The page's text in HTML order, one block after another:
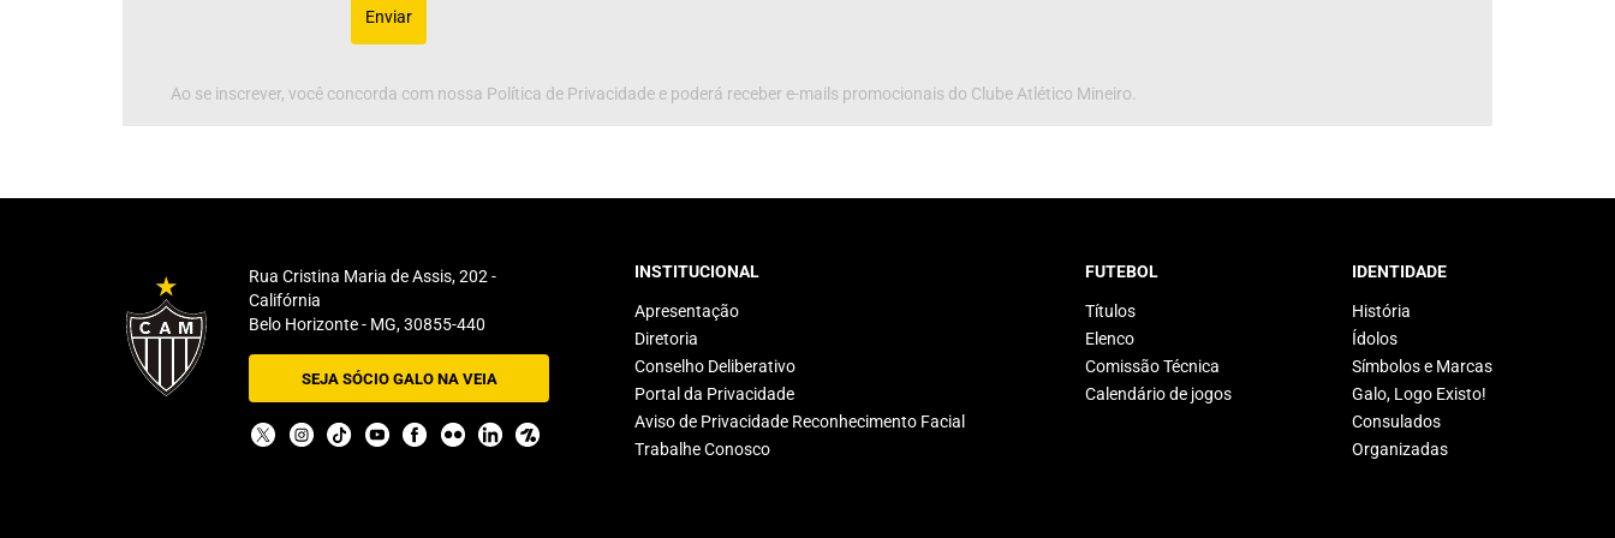
Enviar
Ao se inscrever, você concorda com nossa Política de Privacidade e poderá receber e-mails promocionais do Clube Atlético Mineiro.
Rua Cristina Maria de Assis, 202 -
Califórnia
Belo Horizonte - MG, 30855-440
SEJA SÓCIO GALO NA VEIA
INSTITUCIONAL
Apresentação
Diretoria
Conselho Deliberativo
Portal da Privacidade
Aviso de Privacidade Reconhecimento Facial
Trabalhe Conosco
FUTEBOL
Títulos
Elenco
Comissão Técnica
Calendário de jogos
IDENTIDADE
História
Ídolos
Símbolos e Marcas
Galo, Logo Existo!
Consulados
Organizadas